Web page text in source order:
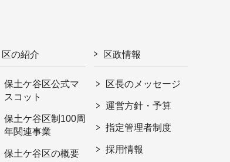
区の紹介
保土ケ谷区公式マ
スコット
保土ケ谷区制100周
年関連事業
保土ケ谷区の概要
区政情報
区長のメッセージ
運営方針・予算
指定管理者制度
採用情報